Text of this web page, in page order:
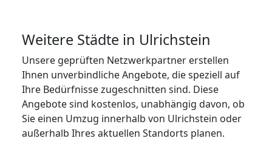
Weitere Städte in Ulrichstein
Unsere geprüften Netzwerkpartner erstellen
Ihnen unverbindliche Angebote, die speziell auf
Ihre Bedürfnisse zugeschnitten sind. Diese
Angebote sind kostenlos, unabhängig davon, ob
Sie einen Umzug innerhalb von Ulrichstein oder
außerhalb Ihres aktuellen Standorts planen.